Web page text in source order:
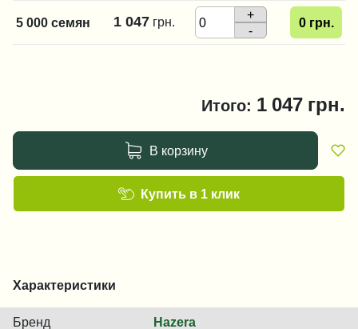
5 000 семян 1 047 грн.
+
-
0 грн.
Итого: 1 047 грн.
В корзину
Купить в 1 клик
Характеристики
Бренд Hazera